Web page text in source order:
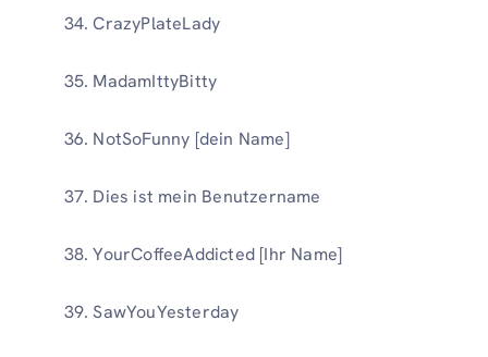
CrazyPlateLady
MadamIttyBitty
NotSoFunny [dein Name]
Dies ist mein Benutzername
YourCoffeeAddicted [Ihr Name]
SawYouYesterday